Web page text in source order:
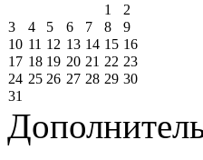
1
2
3
4 5 6 7 8
9
10 11 12 13 14 15 16
17 18 19 20 21 22 23
24 25 26 27 28 29 30
31